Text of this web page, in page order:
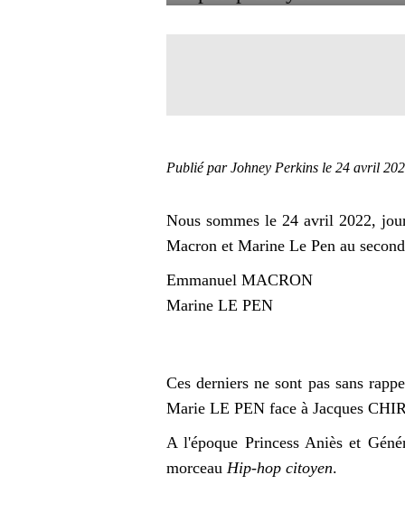
Publié par Johney Perkins le 24 avril
Nous sommes le 24 avril 2022,
Macron et Marine Le Pen au
Emmanuel MACRON
Marine LE PEN
Ces derniers ne sont pas sans
Marie LE PEN face à Jacques
A l'époque Princess Aniès et
morceau Hip-hop citoyen.